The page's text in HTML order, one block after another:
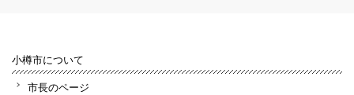
小樽市について
市長のページ